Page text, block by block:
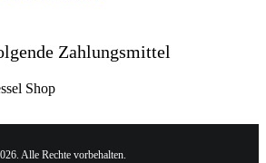
Zahlungsmittel
Alle Rechte vorbehalten.